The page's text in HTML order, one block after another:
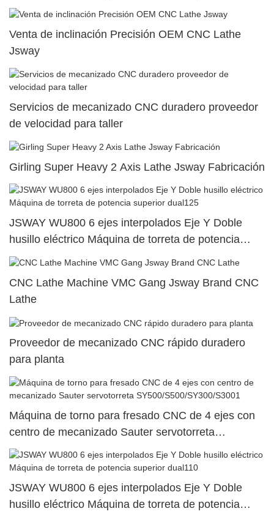
superior dual45
Venta de inclinación Precisión OEM CNC Lathe
Jsway
Servicios de mecanizado CNC duradero proveedor
de velocidad para taller
Girling Super Heavy 2 Axis Lathe Jsway Fabricación
JSWAY WU800 6 ejes interpolados Eje Y Doble
husillo eléctrico Máquina de torreta de potencia
superior dual125
CNC Lathe Machine VMC Gang Jsway Brand CNC
Lathe
Proveedor de mecanizado CNC rápido duradero
para planta
Máquina de torno para fresado CNC de 4 ejes con
centro de mecanizado Sauter servotorreta
SY500/S500/SY300/S3001
JSWAY WU800 6 ejes interpolados Eje Y Doble
husillo eléctrico Máquina de torreta de potencia